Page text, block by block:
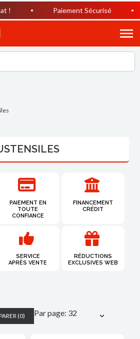
Paiement Sécurisé
PAIEMENT EN
TOUTE
CONFIANCE
FINANCEMENT
CRÉDIT
SERVICE
APRÈS VENTE
RÉDUCTIONS
EXCLUSIVES WEB
(0) Par page: 32